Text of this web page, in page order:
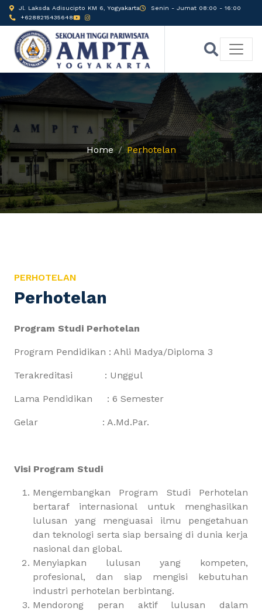
Jl. Laksda Adisucipto KM 6, Yogyakarta
Senin - Jumat 08:00 - 16:00
+6288215435648
Home Perhotelan
PERHOTELAN
Perhotelan
Program Studi Perhotelan
Program Pendidikan : Ahli Madya/Diploma 3
Terakreditasi : Unggul
Lama Pendidikan : 6 Semester
Gelar : A.Md.Par.
Visi Program Studi
Mengembangkan Program Studi Perhotelan
bertaraf internasional untuk menghasilkan
lulusan yang menguasai ilmu pengetahuan
dan teknologi serta siap bersaing di dunia kerja
nasional dan global.
Menyiapkan lulusan yang kompeten,
profesional, dan siap mengisi kebutuhan
industri perhotelan berbintang.
Mendorong peran aktif lulusan dalam